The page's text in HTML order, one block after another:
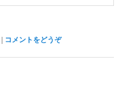
| コメントをどうぞ